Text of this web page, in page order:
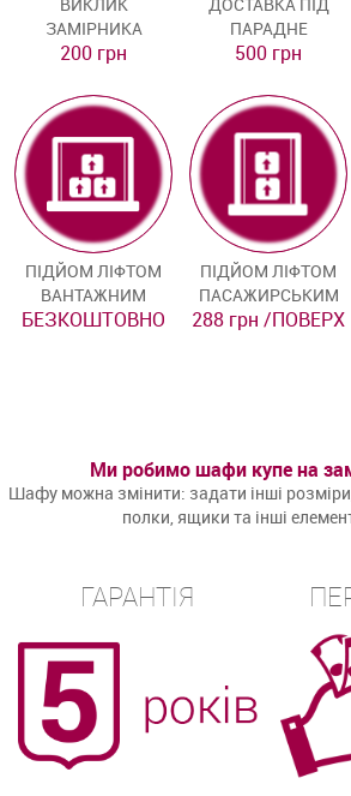
ЗАМІРНИКА
200 грн
ПАРАДНЕ
500 грн
ПІДЙОМ ЛІФТОМ
ВАНТАЖНИМ
БЕЗКОШТОВНО
ПІДЙОМ ЛІФТОМ
ПАСАЖИРСЬКИМ
288 грн /ПОВЕРХ
Ми робимо шафи купе на
Шафу можна змінити: задати інші
полки, ящики та інші
ГАРАНТІЯ